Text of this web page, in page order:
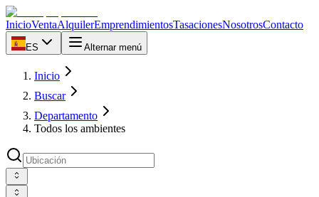
InicioVentaAlquilerEmprendimientosTasacionesNosotrosContacto
ES Alternar menú
Inicio
Buscar
Departamento
Todos los ambientes